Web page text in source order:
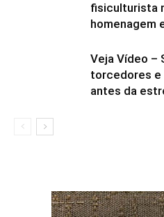
fisiculturista
homenagem
Veja Vídeo –
torcedores e
antes da